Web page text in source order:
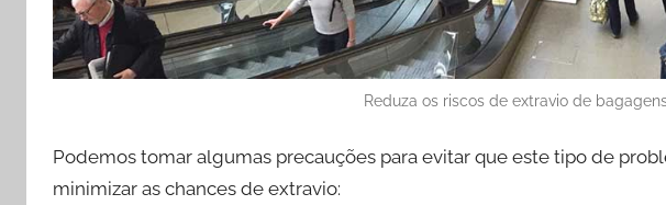
Reduza os riscos de extravio de
Podemos tomar algumas precauções para evitar que este tipo de
minimizar as chances de extravio: